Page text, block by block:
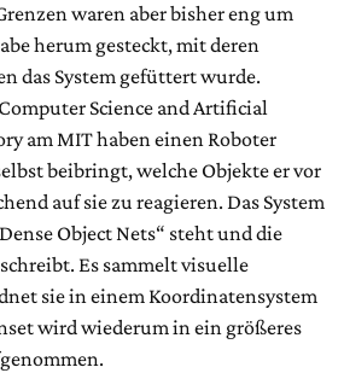
waren aber bisher eng um
herum gesteckt, mit deren
das System gefüttert wurde.
Science and Artificial
am MIT haben einen Roboter
beibringt, welche Objekte er vor
auf sie zu reagieren. Das System
Object Nets“ steht und die
Es sammelt visuelle
sie in einem Koordinatensystem
wird wiederum in ein größeres